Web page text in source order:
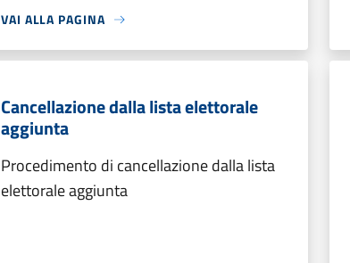
VAI ALLA PAGINA
Cancellazione dalla lista elettorale
aggiunta
Procedimento di cancellazione dalla lista
elettorale aggiunta